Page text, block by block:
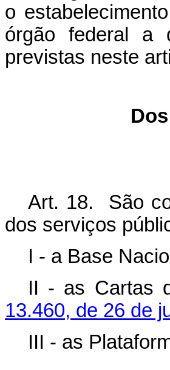
o
órgão federal a
previstas neste
Art. 18. São
dos serviços
I - a Base
II - as Cartas
13.460, de 26 de
III - as